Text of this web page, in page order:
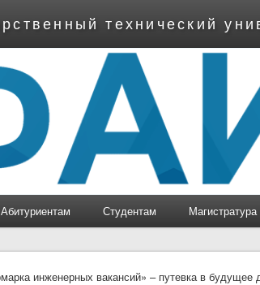
технический
Абитуриентам Студентам Магистратура
инженерных вакансий» – путевка в будущее